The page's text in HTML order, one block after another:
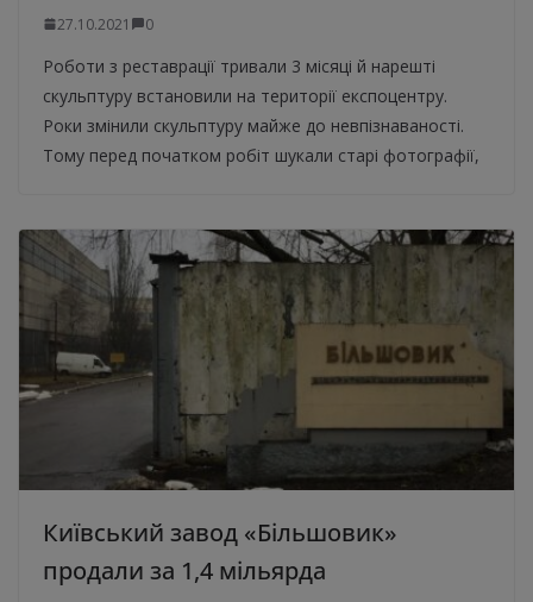
27.10.2021 0
Роботи з реставрації тривали 3 місяці й нарешті
скульптуру встановили на території експоцентру.
Роки змінили скульптуру майже до невпізнаваності.
Тому перед початком робіт шукали старі фотографії,
Київський завод «Більшовик»
продали за 1,4 мільярда